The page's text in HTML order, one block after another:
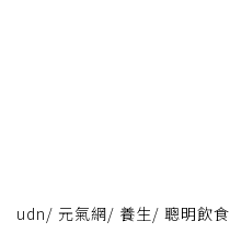
udn/ 元氣網/ 養生/ 聰明飲食